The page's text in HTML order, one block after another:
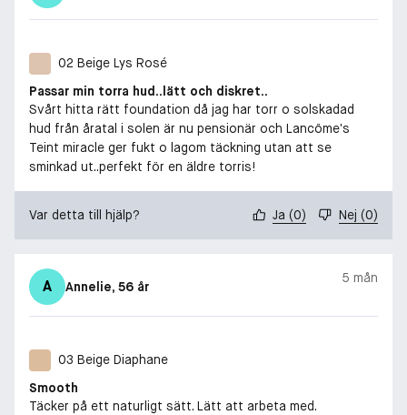
02 Beige Lys Rosé
Passar min torra hud..lätt och diskret..
Svårt hitta rätt foundation då jag har torr o solskadad
hud från åratal i solen är nu pensionär och Lancôme’s
Teint miracle ger fukt o lagom täckning utan att se
sminkad ut..perfekt för en äldre torris!
Var detta till hjälp? Ja (0) Nej (0)
A Annelie, 56 år
5 mån
03 Beige Diaphane
Smooth
Täcker på ett naturligt sätt. Lätt att arbeta med.